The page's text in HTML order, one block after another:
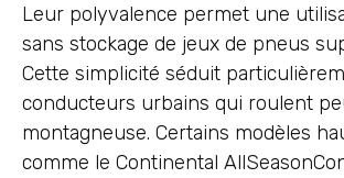
Leur polyvalence permet une
sans stockage de jeux de pneus
Cette simplicité séduit
conducteurs urbains qui roulent
montagneuse. Certains modèles
comme le Continental